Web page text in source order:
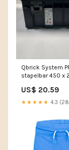
Qbrick System
stapelbar 450 x
e.moghaddasi
US$ 20.59
★★★★★ 4.3